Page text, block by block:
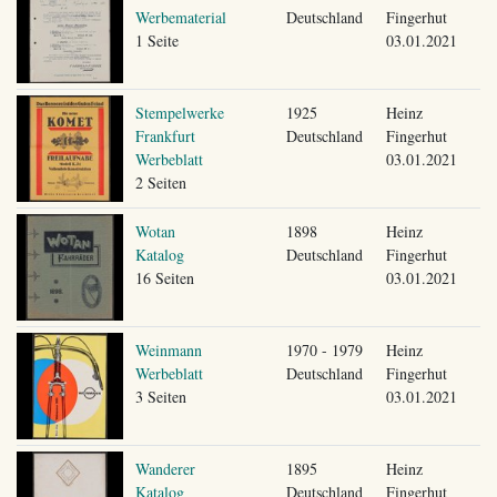
Werbematerial
1 Seite
Deutschland
Fingerhut
03.01.2021
Stempelwerke
Frankfurt
Werbeblatt
2 Seiten
1925
Deutschland
Heinz
Fingerhut
03.01.2021
Wotan
Katalog
16 Seiten
1898
Deutschland
Heinz
Fingerhut
03.01.2021
Weinmann
Werbeblatt
3 Seiten
1970 - 1979
Deutschland
Heinz
Fingerhut
03.01.2021
Wanderer
Katalog
1895
Deutschland
Heinz
Fingerhut